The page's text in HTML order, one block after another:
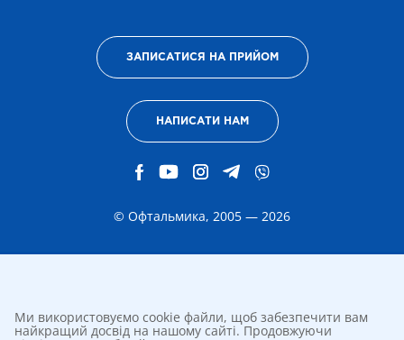
ЗАПИСАТИСЯ НА ПРИЙОМ
НАПИСАТИ НАМ
© Офтальмика, 2005 — 2026
Ми використовуємо cookie файли, щоб забезпечити вам
найкращий досвід на нашому сайті. Продовжуючи